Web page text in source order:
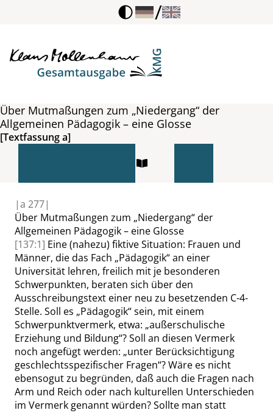
/
Über Mutmaßungen zum „Niedergang“ der
Allgemeinen Pädagogik – eine Glosse
[Textfassung a]
|a 277|
Über Mutmaßungen zum „Niedergang“der
Allgemeinen Pädagogik – eine Glosse
[137:1] Eine (nahezu) fiktive Situation: Frauen und
Männer, die das Fach „Pädagogik“an einer
Universität lehren, freilich mit je besonderen
Schwerpunkten, beraten sich über den
Ausschreibungstext einer neu zu besetzenden C-4-
Stelle. Soll es „Pädagogik“sein, mit einem
Schwerpunktvermerk, etwa: „außerschulische
Erziehung und Bildung“? Soll an diesen Vermerk
noch angefügt werden: „unter Berücksichtigung
geschlechtsspezifischer Fragen“? Wäre es nicht
ebensogut zu begründen, daß auch die Fragen nach
Arm und Reich oder nach kulturellen Unterschieden
im Vermerk genannt würden? Sollte man statt